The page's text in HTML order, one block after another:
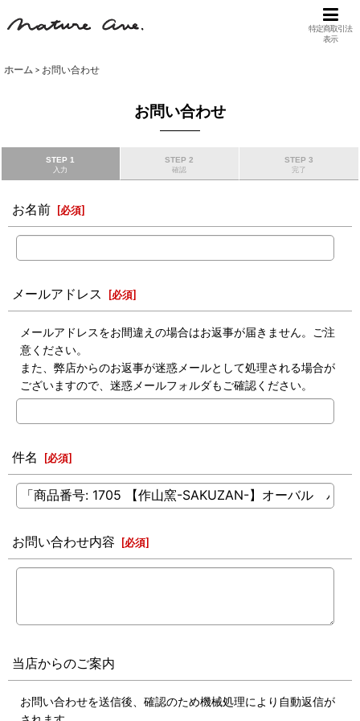
特定商取引法
表示
ホーム > お問い合わせ
お問い合わせ
STEP 1
入力
STEP 2
確認
STEP 3
完了
お名前 [必須]
メールアドレス [必須]
メールアドレスをお間違えの場合はお返事が届きません。ご注
意ください。
また、弊店からのお返事が迷惑メールとして処理される場合が
ございますので、迷惑メールフォルダもご確認ください。
件名 [必須]
お問い合わせ内容 [必須]
当店からのご案内
お問い合わせを送信後、確認のため機械処理により自動返信が